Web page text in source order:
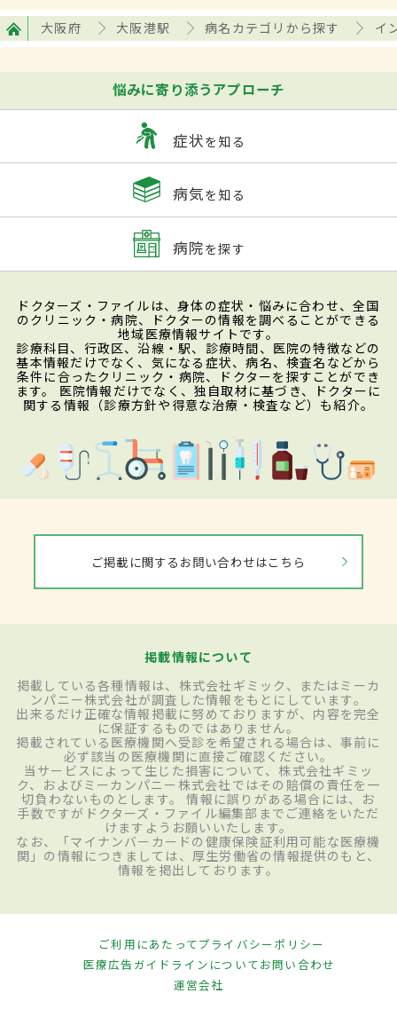
大阪府 大阪港駅 病名カテゴリから探す イ
悩みに寄り添うアプローチ
症状を知る
病気を知る
病院を探す
ドクターズ・ファイルは、身体の症状・悩みに合わせ、全国
のクリニック・病院、ドクターの情報を調べることができる
地域医療情報サイトです。
診療科目、行政区、沿線・駅、診療時間、医院の特徴などの
基本情報だけでなく、気になる症状、病名、検査名などから
条件に合ったクリニック・病院、ドクターを探すことができ
ます。 医院情報だけでなく、独自取材に基づき、ドクターに
関する情報（診療方針や得意な治療・検査など）も紹介。
ご掲載に関するお問い合わせはこちら
掲載情報について
掲載している各種情報は、株式会社ギミック、またはミーカ
ンパニー株式会社が調査した情報をもとにしています。
出来るだけ正確な情報掲載に努めておりますが、内容を完全
に保証するものではありません。
掲載されている医療機関へ受診を希望される場合は、事前に
必ず該当の医療機関に直接ご確認ください。
当サービスによって生じた損害について、株式会社ギミッ
ク、およびミーカンパニー株式会社ではその賠償の責任を一
切負わないものとします。 情報に誤りがある場合には、お
手数ですがドクターズ・ファイル編集部までご連絡をいただ
けますようお願いいたします。
なお、「マイナンバーカードの健康保険証利用可能な医療機
関」の情報につきましては、厚生労働省の情報提供のもと、
情報を掲出しております。
ご利用にあたってプライバシーポリシー
医療広告ガイドラインについてお問い合わせ
運営会社